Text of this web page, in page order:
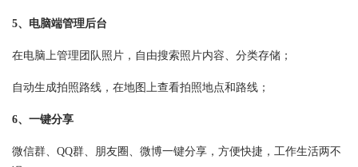
5、电脑端管理后台
在电脑上管理团队照片，自由搜索照片内容、分类存储；
自动生成拍照路线，在地图上查看拍照地点和路线；
6、一键分享
微信群、QQ群、朋友圈、微博一键分享，方便快捷，工作生活两不